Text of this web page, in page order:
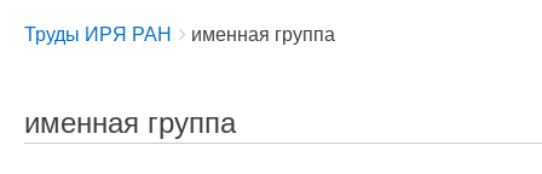
Breadcrumbs
You
Труды ИРЯ РАН именная группа
именная группа